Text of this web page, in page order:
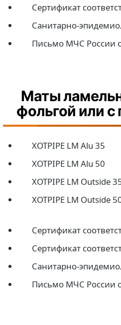
Сертификат
Санитарно-
Письмо МЧС России
Маты
фольгой или
XOTPIPE LM Alu 35
XOTPIPE LM Alu 50
XOTPIPE LM Outside
XOTPIPE LM Outside
Сертификат
Сертификат
Санитарно-
Письмо МЧС России